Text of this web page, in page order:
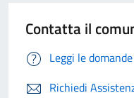
Contatta il
Leggi le
Richiedi